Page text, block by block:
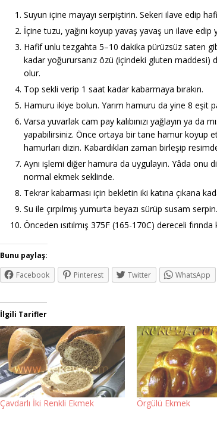
Suyun içine mayayı serpiştirin. Sekeri ilave edip
İçine tuzu, yağını koyup yavaş yavaş un ilave edip
Hafif unlu tezgahta 5–10 dakika pürüzsüz saten
kadar yoğurursanız özü (içindeki gluten
olur.
Top sekli verip 1 saat kadar kabarmaya bırakın.
Hamuru ikiye bolun. Yarım hamuru da yine 8 eşit
Varsa yuvarlak cam pay kalıbınızı yağlayın ya da
yapabilirsiniz. Önce ortaya bir tane hamur koyup
hamurları dizin. Kabardıkları zaman birleşip
Aynı işlemi diğer hamura da uygulayın. Yâda
normal ekmek seklinde.
Tekrar kabarması için bekletin iki katına çıkana
Su ile çırpılmış yumurta beyazı sürüp susam serpin.
Önceden ısıtılmış 375F (165-170C) dereceli
Bunu paylaş:
Facebook
Pinterest Twitter WhatsApp
İlgili Tarifler
Çavdarlı İki Renkli Ekmek Örgülü Ekmek